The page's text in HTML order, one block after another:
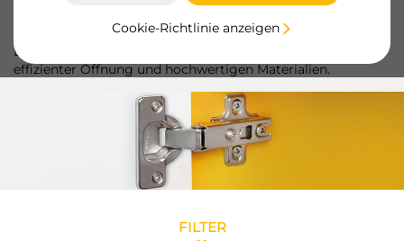
Cookie-Richtlinie anzeigen
Öffnung von Emuca bieten eine fortschrittliche technische
Lösung für Möbeltüren, mit sanftem Schließmechanismus,
effizienter Öffnung und hochwertigen Materialien.
FILTER